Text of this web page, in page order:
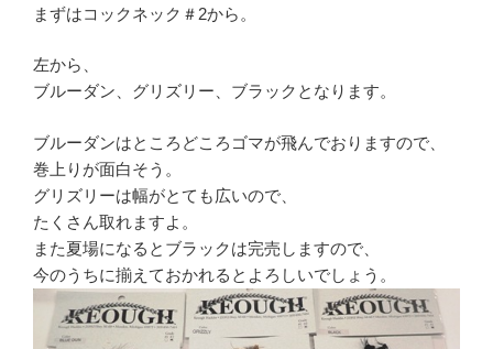
まずはコックネック＃2から。
左から、
ブルーダン、グリズリー、ブラックとなります。
ブルーダンはところどころゴマが飛んでおりますので、
巻上りが面白そう。
グリズリーは幅がとても広いので、
たくさん取れますよ。
また夏場になるとブラックは完売しますので、
今のうちに揃えておかれるとよろしいでしょう。